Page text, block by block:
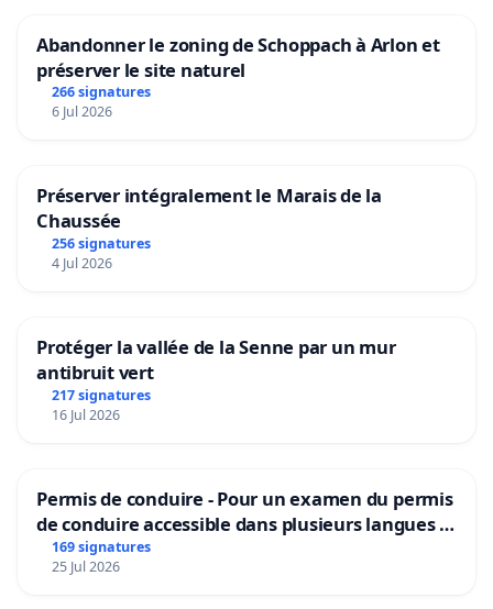
Abandonner le zoning de Schoppach à Arlon et
préserver le site naturel
266 signatures
6 Jul 2026
Préserver intégralement le Marais de la
Chaussée
256 signatures
4 Jul 2026
Protéger la vallée de la Senne par un mur
antibruit vert
217 signatures
16 Jul 2026
Permis de conduire - Pour un examen du permis
de conduire accessible dans plusieurs langues à
Bruxelles
169 signatures
25 Jul 2026